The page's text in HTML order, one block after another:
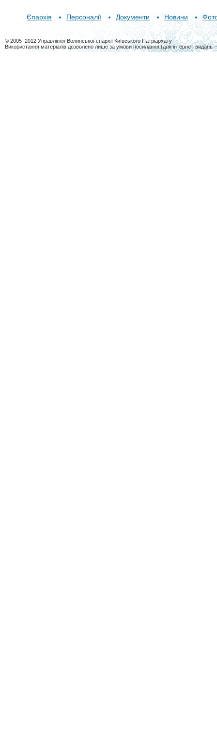
Єпархія Персоналії Документи Новини
© 2005–2012 Управління Волинської єпархії Київського Патріархату
Використання матеріалів дозволено лише за умови посилання (для інтернет-видань